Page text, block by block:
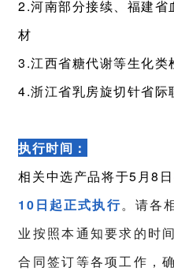
2.河南部分接续、福建省
材
3.江西省糖代谢等生化类
4.浙江省乳房旋切针省际
执行时间：
相关中选产品将于5月8
10日起正式执行。请各
业按照本通知要求的时
合同签订等各项工作，